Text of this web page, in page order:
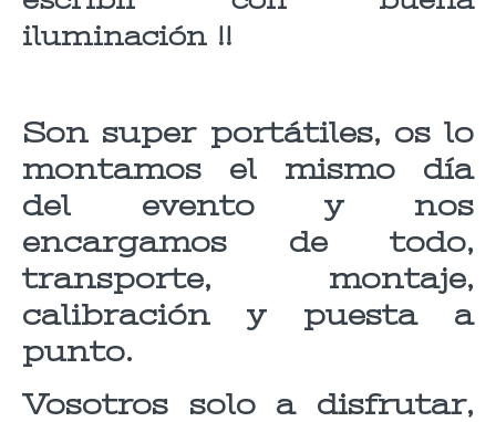
iluminación !!
Son super portátiles, os lo
montamos el mismo día
del evento y nos
encargamos de todo,
transporte, montaje,
calibración y puesta a
punto.
Vosotros solo a disfrutar,